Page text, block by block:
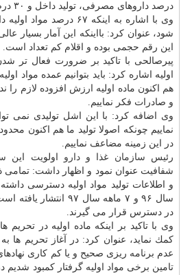
درصد داروهای مصرفی، تولید داخل و ۳۰ درصد دیگر وارداتی هستند.
وی با اشاره به اینكه ۶۷
شود، عنوان كرد: بااینكه این آمار بسیار
این رقم حجمی بوده و اقلام كم تعداد است.
پیرصالحی با تاكید بر ضرورت فعال تر
اولیه اشاره كرد: باید بتوانیم عمده مواد
هم اكنون ماده اولیه ارزش افزوده لازم را
و صادرات فكر نماییم.
وی اضافه كرد: با این اشل تولیدی نمی
نماییم چونكه اصولا تولید ما هم اكنون
در این زمینه مضاعف نماییم.
رئیس سازمان غذا ودارو اولویت این
شفافیت عنوان نمود و اظهار داشت: تمامی
و اطلاعات تولید مواد اولیه دسترسی داشته
سال ۹۶ و ۷ ماهه سال ۹۷
در دسترس قرار می گیرند.
وی با تاكید بر اینكه ماده اولیه در تحریم
كمك نماید، عنوان كرد: در آغاز تحریم ها
عدم برنامه ریزی صحیح و یا كم كاری
تامین برخی مواد اولیه گرفتار كمبود شدیم